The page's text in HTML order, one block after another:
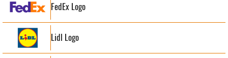
FedEx Logo
Lidl Logo